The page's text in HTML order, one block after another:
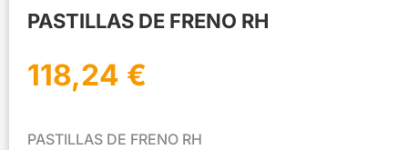
PASTILLAS DE FRENO RH
118,24 €
PASTILLAS DE FRENO RH